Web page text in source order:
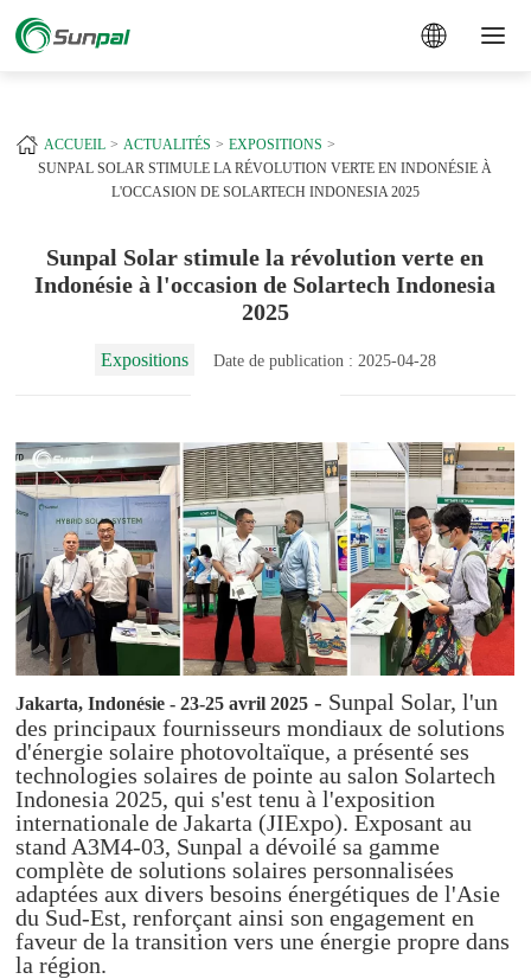
ACCUEIL ACTUALITÉS
EXPOSITIONS
SUNPAL SOLAR STIMULE LA RÉVOLUTION VERTE EN INDONÉSIE À
L'OCCASION DE SOLARTECH INDONESIA 2025
Sunpal Solar stimule la révolution verte en
Indonésie à l'occasion de Solartech Indonesia
2025
Expositions Date de publication : 2025-04-28
Jakarta, Indonésie - 23-25 avril 2025 - Sunpal Solar, l'un
des principaux fournisseurs mondiaux de solutions
d'énergie solaire photovoltaïque, a présenté ses
technologies solaires de pointe au salon Solartech
Indonesia 2025, qui s'est tenu à l'exposition
internationale de Jakarta (JIExpo). Exposant au
stand A3M4-03, Sunpal a dévoilé sa gamme
complète de solutions solaires personnalisées
adaptées aux divers besoins énergétiques de l'Asie
du Sud-Est, renforçant ainsi son engagement en
faveur de la transition vers une énergie propre dans
la région.